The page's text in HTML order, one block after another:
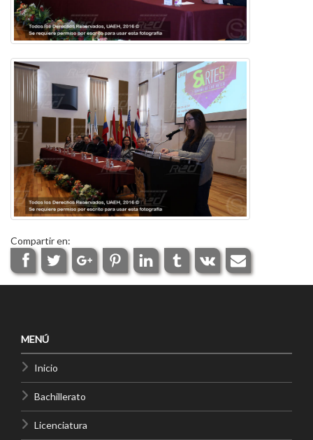
Compartir en:
MENÚ
Inicio
Bachillerato
Licenciatura